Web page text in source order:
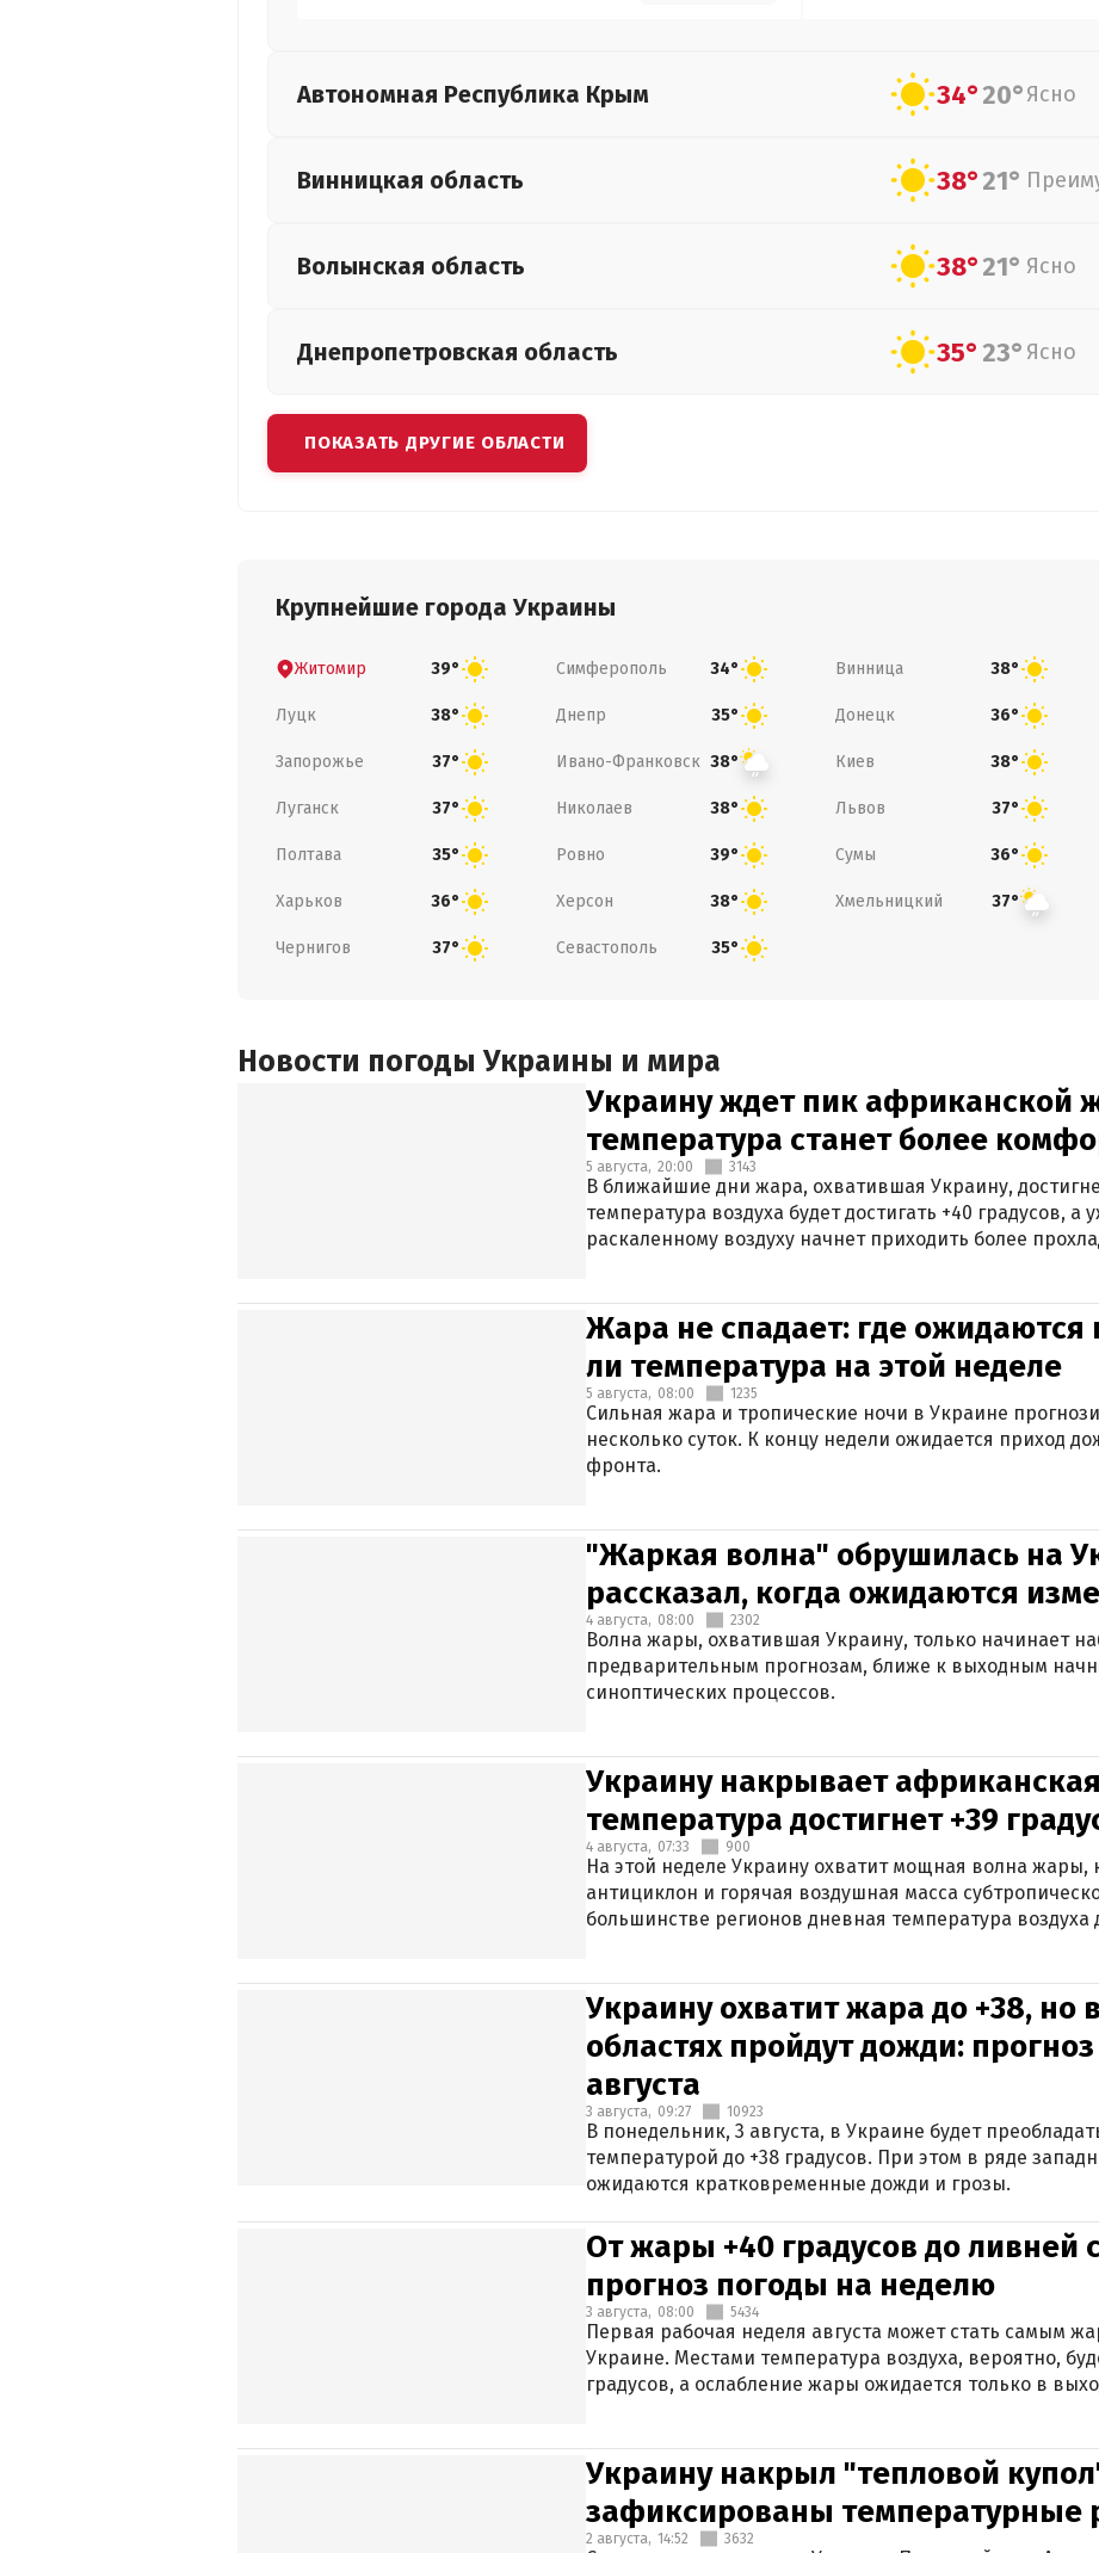
Автономная Республика Крым 34°20°Ясно
Винницкая область 38°21°
Волынская область 38°21° Ясно
Днепропетровская область 35°23° Ясно
ПОКАЗАТЬ ДРУГИЕ ОБЛАСТИ
Крупнейшие города Украины
Житомир 39° Симферополь 34° Винница 38°
Луцк 38° Днепр 35° Донецк 36°
Запорожье 37° Ивано-Франковск 38° Киев 38°
Луганск 37° Николаев 38° Львов 37°
Полтава 35° Ровно 39° Сумы 36°
Харьков 36° Херсон 38° Хмельницкий 37°
Чернигов 37° Севастополь 35°
Новости погоды Украины и мира
Украину ждет пик африканской
температура станет более
5 августа, 20:00 3143
В ближайшие дни жара, охватившая Украину,
температура воздуха будет достигать +40 градусов,
раскаленному воздуху начнет приходить более
Жара не спадает: где ожидаются
ли температура на этой неделе
5 августа, 08:00 1235
Сильная жара и тропические ночи в Украине
несколько суток. К концу недели ожидается приход
фронта.
"Жаркая волна" обрушилась на
рассказал, когда ожидаются
4 августа, 08:00 2302
Волна жары, охватившая Украину, только начинает
предварительным прогнозам, ближе к выходным
синоптических процессов.
Украину накрывает
температура достигнет +39
4 августа, 07:33 900
На этой неделе Украину охватит мощная волна жары,
антициклон и горячая воздушная масса
большинстве регионов дневная температура воздуха
Украину охватит жара до +38, но
областях пройдут дожди:
августа
3 августа, 09:27 10923
В понедельник, 3 августа, в Украине будет
температурой до +38 градусов. При этом в ряде
ожидаются кратковременные дожди и грозы.
От жары +40 градусов до ливней
прогноз погоды на неделю
3 августа, 08:00 5434
Первая рабочая неделя августа может стать самым
Украине. Местами температура воздуха, вероятно,
градусов, а ослабление жары ожидается только в
Украину накрыл "тепловой
зафиксированы температурные
2 августа, 14:52 3632